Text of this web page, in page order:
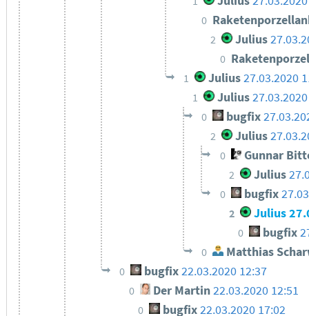
0
2 Julius
0
1 Julius 27.03.2020
1 Julius
0 bugfix
2 Julius
0 Gunnar
2 Julius
0 bugfix
2 Julius
0 bugfix
0 Matthias
0 bugfix22.03.2020 12:37
0 Der Martin22.03.2020 12:51
0 bugfix 22.03.2020 17:02